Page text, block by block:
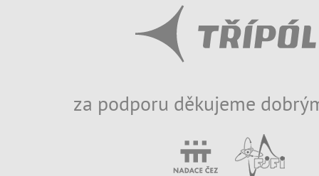
za podporu děkujeme